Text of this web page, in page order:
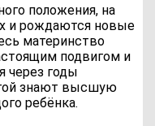
положения, на
и рождаются новые
материнство
подвигом и
через годы
знают высшую
ребёнка.